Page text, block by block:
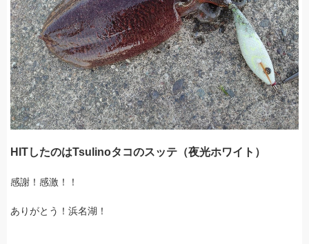
HITしたのはTsulinoタコのスッテ（夜光ホワイト）
感謝！感激！！
ありがとう！浜名湖！